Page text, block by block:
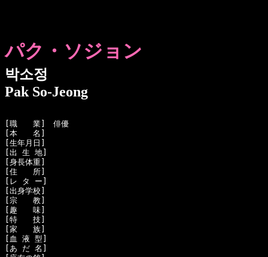
パク・ソジョン
박소정
Pak So-Jeong
[職　　業]　俳優
[本　　名]
[生年月日]
[出 生 地]
[身長体重]
[住　　所]
[レ タ ー]
[出身学校]
[宗　　教]
[趣　　味]
[特　　技]
[家　　族]
[血 液 型]
[あ だ 名]